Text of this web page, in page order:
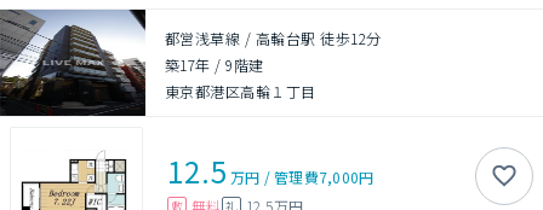
都営浅草線 / 高輪台駅 徒歩12分
築17年 /9階建
東京都港区高輪１丁目
12.5 万円 /管理費7,000円
敷 無料 礼 12.5万円